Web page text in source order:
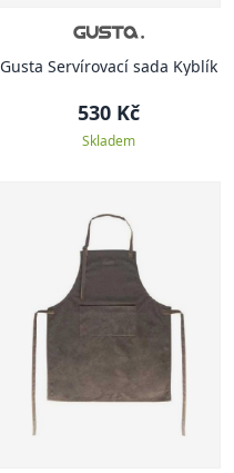
Gusta Servírovací sada Kyblík
530 Kč
Skladem